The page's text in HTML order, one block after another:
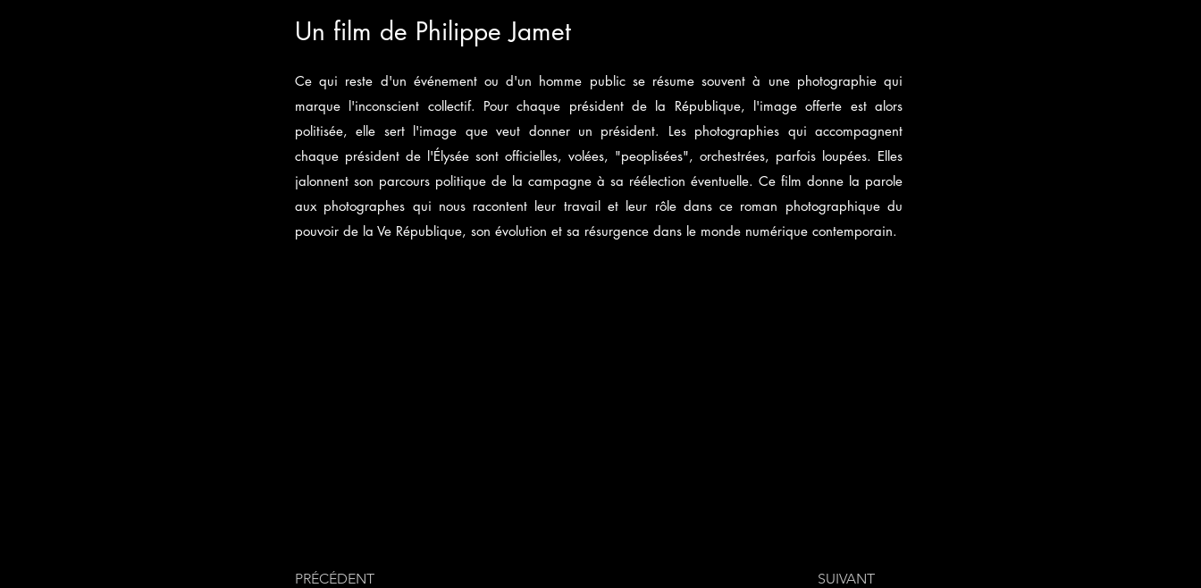
Un film de Philippe Jamet
Ce qui reste d'un événement ou d'un homme public se résume souvent à une photographie qui
marque l'inconscient collectif. Pour chaque président de la République, l'image offerte est alors
politisée, elle sert l'image que veut donner un président. Les photographies qui accompagnent
chaque président de l'Élysée sont officielles, volées, "peoplisées", orchestrées, parfois loupées. Elles
jalonnent son parcours politique de la campagne à sa réélection éventuelle. Ce film donne la parole
aux photographes qui nous racontent leur travail et leur rôle dans ce roman photographique du
pouvoir de la Ve République, son évolution et sa résurgence dans le monde numérique contemporain.
PRÉCÉDENT SUIVANT